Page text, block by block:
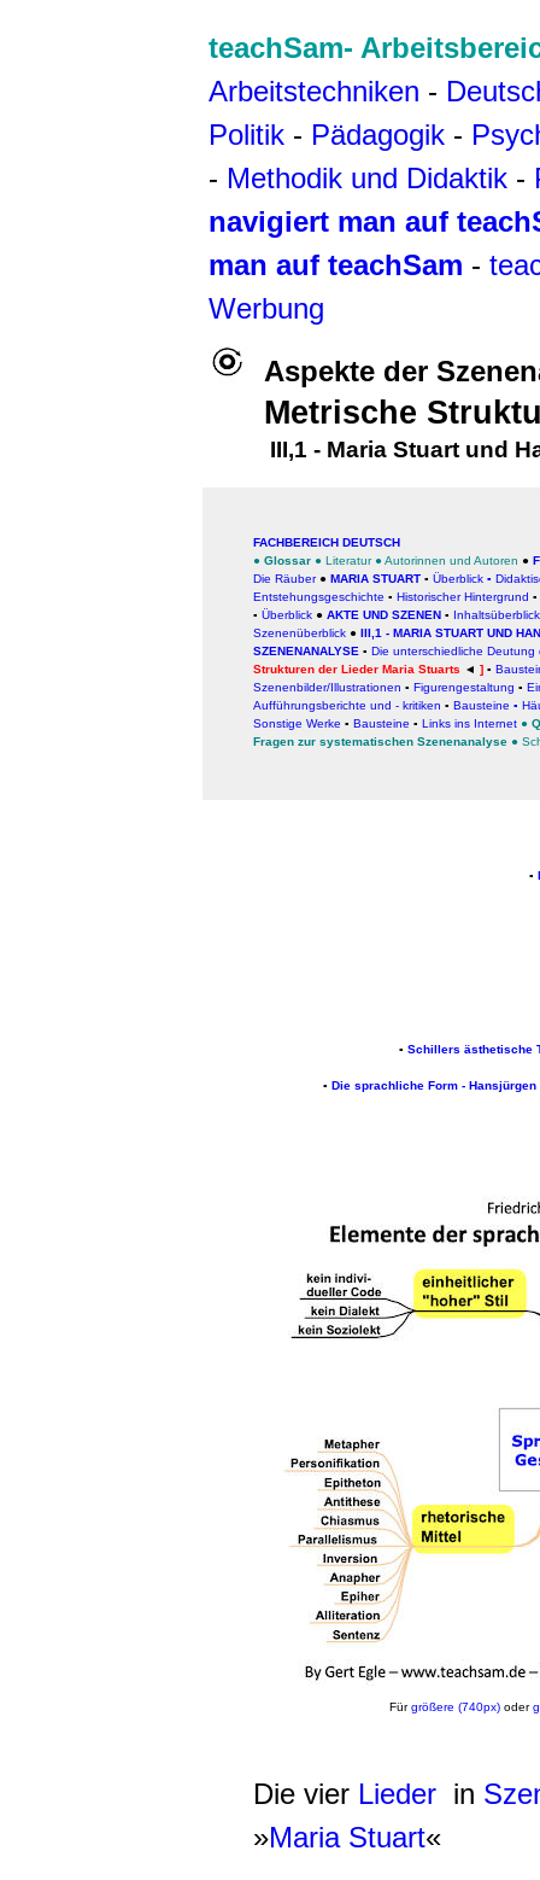
teachSam-
Arbeitstechniken -
Politik - Pädagogik -
- Methodik und Didaktik -
navigiert man auf
man auf teachSam -
Werbung
Aspekte der
Metrische
III,1 - Maria Stuart und
FACHBEREICH DEUTSCH
● Glossar ● Literatur● Autorinnen und Autoren ●
Die Räuber ● MARIA STUART ▪ Überblick ▪
Entstehungsgeschichte ▪ Historischer Hintergrund ▪
▪ Überblick ● AKTE UND SZENEN ▪ Inhaltsüberblick
Szenenüberblick ● III,1 - MARIA STUART UND
SZENENANALYSE ▪ Die unterschiedliche Deutung
Strukturen der Lieder Maria Stuarts ◄ ] ▪
Szenenbilder/Illustrationen ▪ Figurengestaltung ▪
Aufführungsberichte und - kritiken ▪ Bausteine ▪
Sonstige Werke ▪ Bausteine ▪ Links ins Internet ●
Fragen zur systematischen Szenenanalyse ●
▪
▪ Schillers ästhetische
▪ Die sprachliche Form - Hansjürgen
Fürgrößere (740px)oder
Die vier Lieder in
»Maria Stuart«